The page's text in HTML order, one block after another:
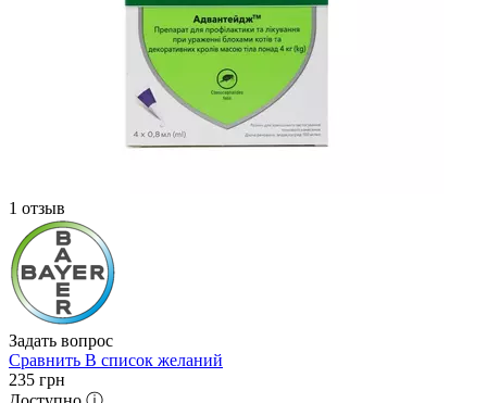
1 отзыв
Задать вопрос
Сравнить В список желаний
235 грн